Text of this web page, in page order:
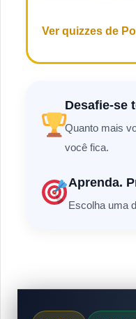
Ver quizzes de
Desafie-se
Quanto mais
você fica.
Aprenda.
Escolha uma